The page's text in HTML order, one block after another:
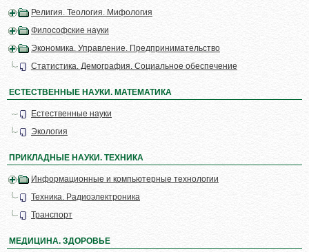
Религия. Теология. Мифология
Философские науки
Экономика. Управление. Предпринимательство
Статистика. Демография. Социальное обеспечение
ЕСТЕСТВЕННЫЕ НАУКИ. МАТЕМАТИКА
Естественные науки
Экология
ПРИКЛАДНЫЕ НАУКИ. ТЕХНИКА
Информационные и компьютерные технологии
Техника. Радиоэлектроника
Транспорт
МЕДИЦИНА. ЗДОРОВЬЕ